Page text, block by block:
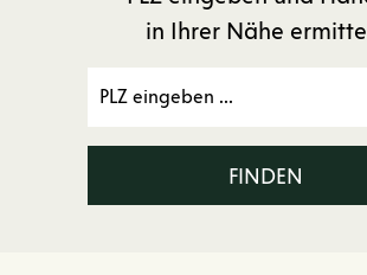
in Ihrer Nähe
FINDEN